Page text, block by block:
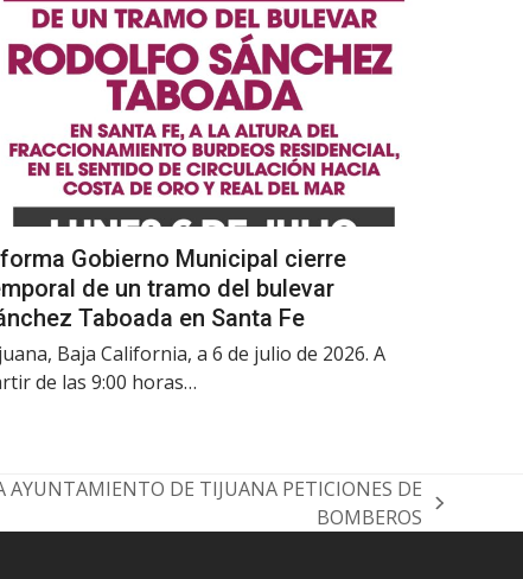
Gobierno Municipal cierre
de un tramo del bulevar
Taboada en Santa Fe
Baja California, a 6 de julio de 2026. A
de las 9:00 horas…
AYUNTAMIENTO DE TIJUANA PETICIONES DE
BOMBEROS